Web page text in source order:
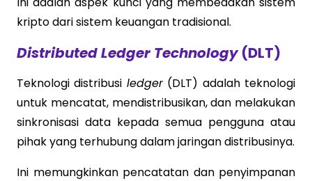
kripto dari sistem keuangan tradisional.
Distributed Ledger Technology (DLT)
Teknologi distribusi ledger(DLT) adalah teknologi
untuk mencatat, mendistribusikan, dan melakukan
sinkronisasi data kepada semua pengguna atau
pihak yang terhubung dalam jaringan distribusinya.
Ini memungkinkan pencatatan dan penyimpanan